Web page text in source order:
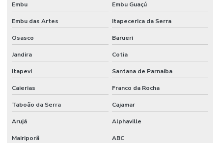
Embu Embu Guaçú
Embu das Artes Itapecerica da Serra
Osasco Barueri
Jandira Cotia
Itapevi Santana de Parnaíba
Caierias Franco da Rocha
Taboão da Serra Cajamar
Arujá Alphaville
Mairiporã ABC